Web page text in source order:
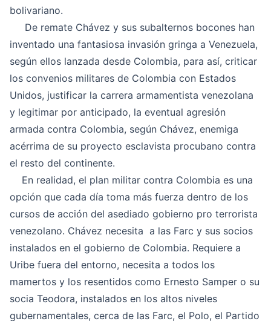
bolivariano.
De remate Chávez y sus subalternos bocones han
inventado una fantasiosa invasión gringa a Venezuela,
según ellos lanzada desde Colombia, para así, criticar
los convenios militares de Colombia con Estados
Unidos, justificar la carrera armamentista venezolana
y legitimar por anticipado, la eventual agresión
armada contra Colombia, según Chávez, enemiga
acérrima de su proyecto esclavista procubano contra
el resto del continente.
En realidad, el plan militar contra Colombia es una
opción que cada día toma más fuerza dentro de los
cursos de acción del asediado gobierno pro terrorista
venezolano. Chávez necesita a las Farc y sus socios
instalados en el gobierno de Colombia. Requiere a
Uribe fuera del entorno, necesita a todos los
mamertos y los resentidos como Ernesto Samper o su
socia Teodora, instalados en los altos niveles
gubernamentales, cerca de las Farc, el Polo, el Partido